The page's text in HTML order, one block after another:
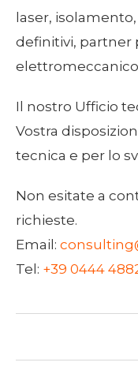
laser,
definitivi, partner
Il nostro Ufficio
Vostra
tecnica e per lo
Non esitate a
richieste.
Email:
Tel: +39 0444